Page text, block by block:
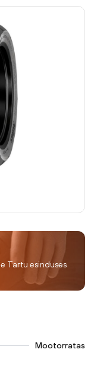
Tartu esinduses
Mootorratas